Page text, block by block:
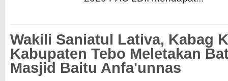
Wakili Saniatul Lativa, Kabag
Kabupaten Tebo Meletakan
Masjid Baitu Anfa'unnas